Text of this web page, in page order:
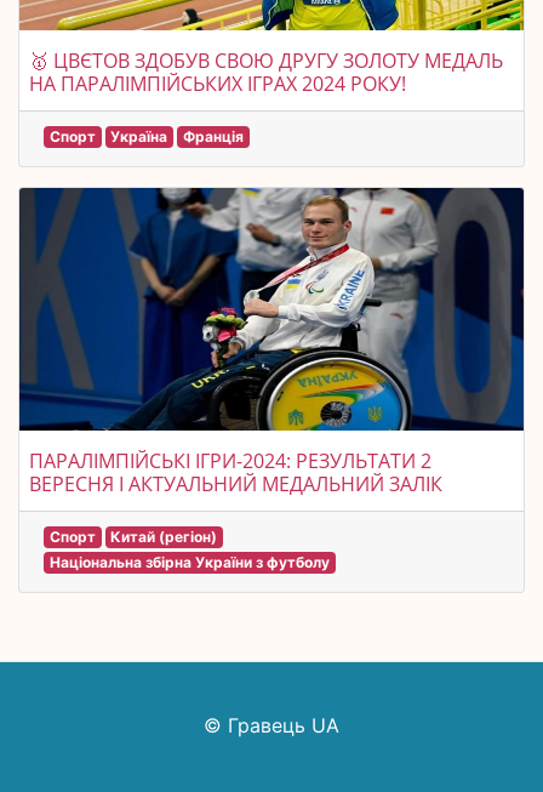
🥇 ЦВЄТОВ ЗДОБУВ СВОЮ ДРУГУ ЗОЛОТУ МЕДАЛЬ
НА ПАРАЛІМПІЙСЬКИХ ІГРАХ 2024 РОКУ!
Спорт Україна Франція
ПАРАЛІМПІЙСЬКІ ІГРИ-2024: РЕЗУЛЬТАТИ 2
ВЕРЕСНЯ І АКТУАЛЬНИЙ МЕДАЛЬНИЙ ЗАЛІК
Спорт
Китай (регіон)
Національна збірна України з футболу
© Гравець UA